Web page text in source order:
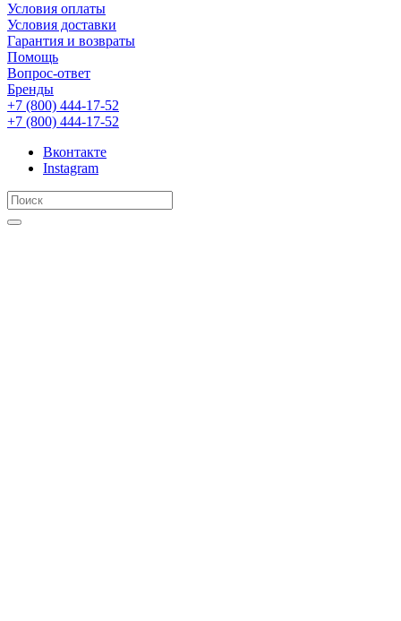
Условия оплаты
Условия доставки
Гарантия и возвраты
Помощь
Вопрос-ответ
Бренды
+7 (800) 444-17-52
+7 (800) 444-17-52
Вконтакте
Instagram